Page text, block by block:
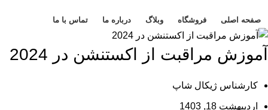
صفحه اصلی فروشگاه وبلاگ درباره ما تماس با ما
آموزش مراقبت از اکستنشن در 2024
کارشناس ژیکال شاپ
اردیبهشت 18, 1403